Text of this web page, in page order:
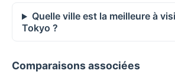
Quelle ville est la meilleure à
Tokyo ?
Comparaisons associées